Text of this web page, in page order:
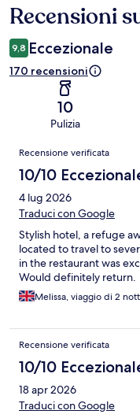
Recensioni
Recensioni
9,8 Eccezionale
170 recensioni
10
Pulizia
Recensioni
Recensione verificata
10/10
4 lug 2026
Traduci con Google
Stylish hotel, a refuge
located to travel to
in the restaurant was
Would definitely return.
Melissa, viaggio di 2
Recensione verificata
10/10
18 apr 2026
Traduci con Google